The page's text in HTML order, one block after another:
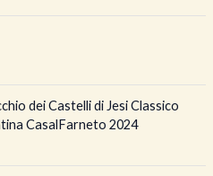
dei Castelli di Jesi Classico
CasalFarneto 2024